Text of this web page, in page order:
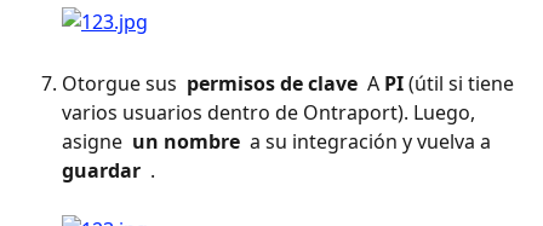
Otorgue sus permisos de clave A PI (útil si tiene
varios usuarios dentro de Ontraport). Luego,
asigne un nombre a su integración y vuelva a
guardar .